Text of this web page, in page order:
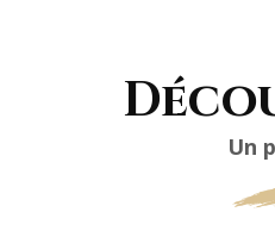
Un